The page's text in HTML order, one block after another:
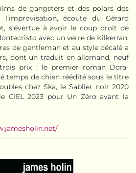
de gangsters et des polars des
écoute du Gérard
s’évertue à avoir le coup droit de
avec un verre de Kilkerran.
de gentleman et au style décalé a
dont un traduit en allemand, neuf
prix : le premier roman Dora-
temps de chien réédité sous le titre
chez Ska, le Sablier noir 2020
CIEL 2023 pour Un Zéro avant la